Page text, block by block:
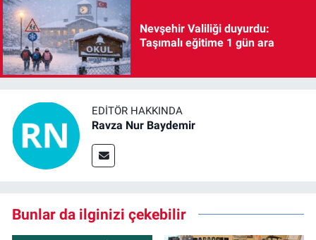
Nevşehir Valiliği duyurdu:
Taşımalı eğitime 1 gün ara
EDITÖR HAKKINDA
Ravza Nur Baydemir
Bunlar da ilginizi çekebilir